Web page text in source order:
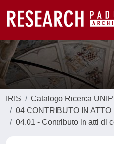
IRIS
Catalogo Ricerca
04 CONTRIBUTO IN ATTO
04.01 - Contributo in atti di